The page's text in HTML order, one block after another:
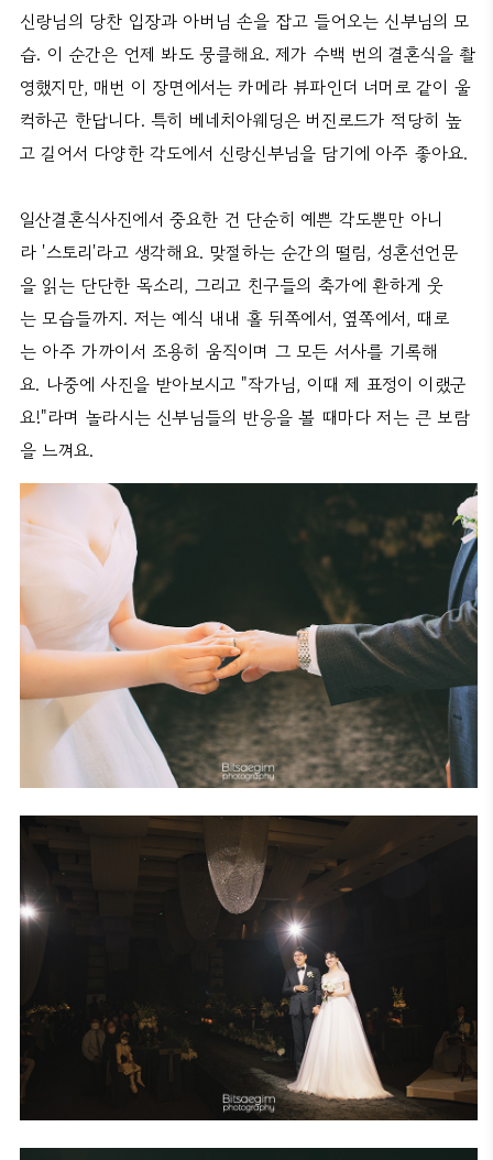
신랑님의 당찬 입장과 아버님 손을 잡고 들어오는 신부님의 모
습. 이 순간은 언제 봐도 뭉클해요. 제가 수백 번의 결혼식을 촬
영했지만, 매번 이 장면에서는 카메라 뷰파인더 너머로 같이 울
컥하곤 한답니다. 특히 베네치아웨딩은 버진로드가 적당히 높
고 길어서 다양한 각도에서 신랑신부님을 담기에 아주 좋아요.
일산결혼식사진에서 중요한 건 단순히 예쁜 각도뿐만 아니
라 '스토리'라고 생각해요. 맞절하는 순간의 떨림, 성혼선언문
을 읽는 단단한 목소리, 그리고 친구들의 축가에 환하게 웃
는 모습들까지. 저는 예식 내내 홀 뒤쪽에서, 옆쪽에서, 때로
는 아주 가까이서 조용히 움직이며 그 모든 서사를 기록해
요. 나중에 사진을 받아보시고 "작가님, 이때 제 표정이 이랬군
요!"라며 놀라시는 신부님들의 반응을 볼 때마다 저는 큰 보람
을 느껴요.